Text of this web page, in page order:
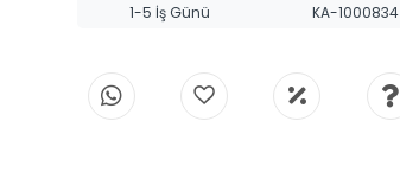
1-5 İş Günü KA-1000834